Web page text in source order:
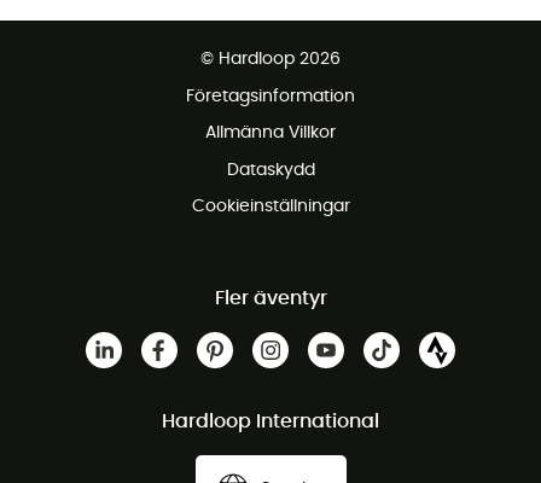
Gratis retur inom 100 dagar
© Hardloop 2026
Företagsinformation
Allmänna Villkor
Dataskydd
Cookieinställningar
Fler äventyr
Hardloop International